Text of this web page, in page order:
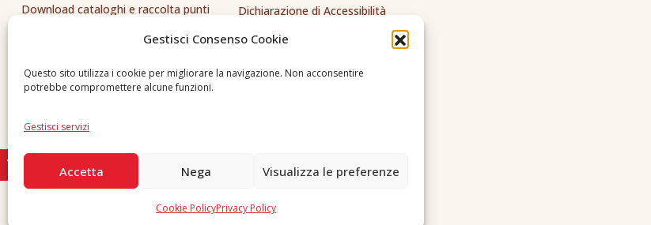
Gestisci Consenso Cookie
Questo sito utilizza i cookie per migliorare la navigazione. Non acconsentire
potrebbe compromettere alcune funzioni.
Gestisci servizi
Accetta Nega Visualizza le preferenze
Cookie PolicyPrivacy Policy
Download cataloghi e raccolta punti
Dichiarazione di Accessibilità
Whistleblowing